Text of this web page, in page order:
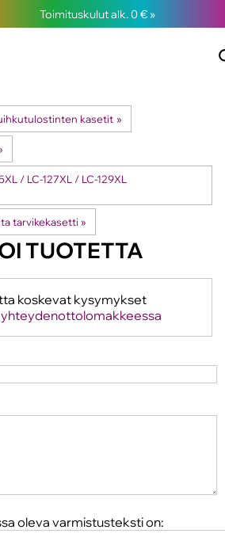
Toimituskulut alk. 0 € »
kasetit ‪»
/ LC-127XL / LC-129XL
tarvikekasetti ‪»
TUOTETTA
koskevat kysymykset
yhteydenottolomakkeessa
oleva varmistusteksti on: